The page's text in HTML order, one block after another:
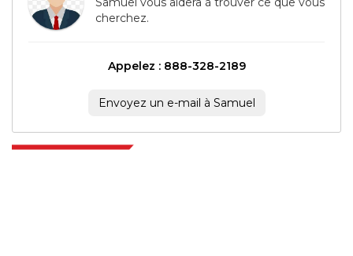
cherchez.
Appelez : 888-328-2189
Envoyez un e-mail à Samuel